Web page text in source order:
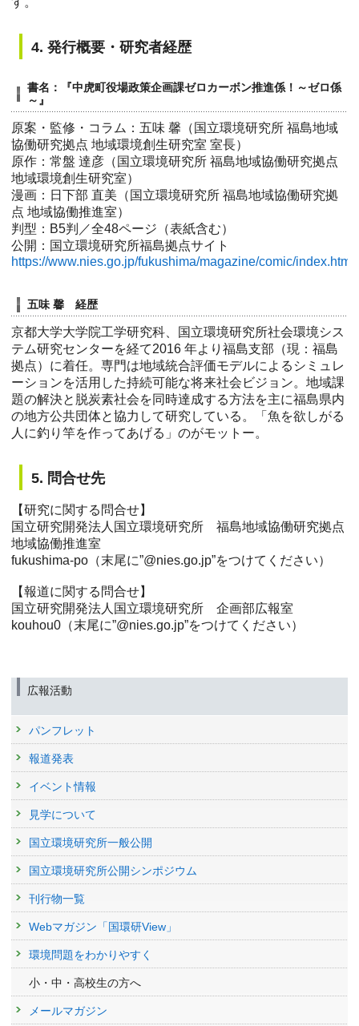
4. 発行概要・研究者経歴
書名：『中虎町役場政策企画課ゼロカーボン推進係！～ゼロ係
～』
原案・監修・コラム：五味 馨（国立環境研究所 福島地域
協働研究拠点 地域環境創生研究室 室長）
原作：常盤 達彦（国立環境研究所 福島地域協働研究拠点
地域環境創生研究室）
漫画：日下部 直美（国立環境研究所 福島地域協働研究拠
点 地域協働推進室）
判型：B5判／全48ページ（表紙含む）
公開：国立環境研究所福島拠点サイト
https://www.nies.go.jp/fukushima/magazine/comic/index.html
五味 馨 経歴
京都⼤学⼤学院⼯学研究科、国⽴環境研究所社会環境シス
テム研究センターを経て2016 年より福島⽀部（現：福島
拠点）に着任。専⾨は地域統合評価モデルによるシミュレ
ーションを活⽤した持続可能な将来社会ビジョン。地域課
題の解決と脱炭素社会を同時達成する方法を主に福島県内
の地方公共団体と協力して研究している。「魚を欲しがる
人に釣り竿を作ってあげる」のがモットー。
5. 問合せ先
【研究に関する問合せ】
国立研究開発法人国立環境研究所 福島地域協働研究拠点
地域協働推進室
fukushima-po（末尾に”@nies.go.jp”をつけてください）
【報道に関する問合せ】
国立研究開発法人国立環境研究所 企画部広報室
kouhou0（末尾に”@nies.go.jp”をつけてください）
広報活動
パンフレット
報道発表
イベント情報
見学について
国立環境研究所一般公開
国立環境研究所公開シンポジウム
刊行物一覧
Webマガジン「国環研View」
環境問題をわかりやすく
小・中・高校生の方へ
メールマガジン